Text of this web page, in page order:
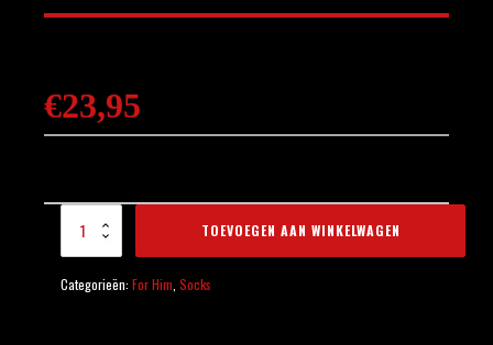
€23,95
Witte Sokken Paw
aantal TOEVOEGEN AAN WINKELWAGEN
Categorieën: For Him Socks